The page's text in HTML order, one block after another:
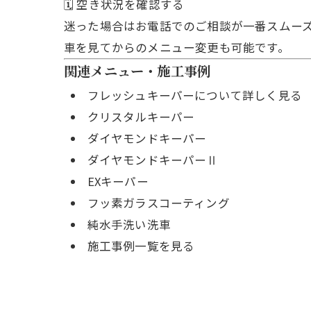
🗓 空き状況を確認する
迷った場合はお電話でのご相談が一番スムー
車を見てからのメニュー変更も可能です。
関連メニュー・施工事例
フレッシュキーパーについて詳しく見る
クリスタルキーパー
ダイヤモンドキーパー
ダイヤモンドキーパーⅡ
EXキーパー
フッ素ガラスコーティング
純水手洗い洗車
施工事例一覧を見る